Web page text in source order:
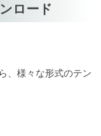
ロード
、様々な形式のテン